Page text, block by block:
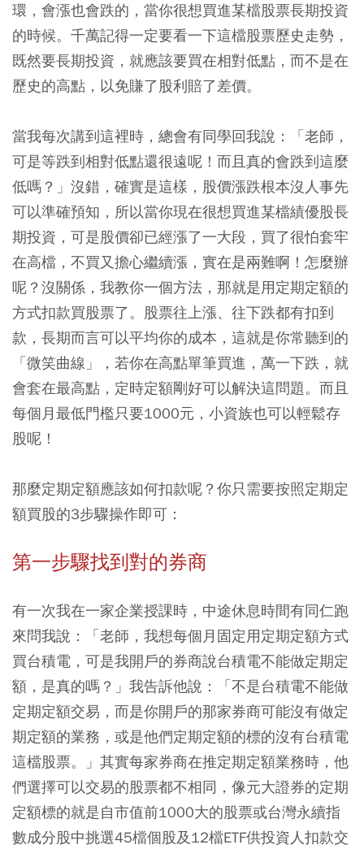
環，會漲也會跌的，當你很想買進某檔股票長期投資
的時候。千萬記得一定要看一下這檔股票歷史走勢，
既然要長期投資，就應該要買在相對低點，而不是在
歷史的高點，以免賺了股利賠了差價。
當我每次講到這裡時，總會有同學回我說：「老師，
可是等跌到相對低點還很遠呢！而且真的會跌到這麼
低嗎？」沒錯，確實是這樣，股價漲跌根本沒人事先
可以準確預知，所以當你現在很想買進某檔績優股長
期投資，可是股價卻已經漲了一大段，買了很怕套牢
在高檔，不買又擔心繼續漲，實在是兩難啊！怎麼辦
呢？沒關係，我教你一個方法，那就是用定期定額的
方式扣款買股票了。股票往上漲、往下跌都有扣到
款，長期而言可以平均你的成本，這就是你常聽到的
「微笑曲線」，若你在高點單筆買進，萬一下跌，就
會套在最高點，定時定額剛好可以解決這問題。而且
每個月最低門檻只要1000元，小資族也可以輕鬆存
股呢！
那麼定期定額應該如何扣款呢？你只需要按照定期定
額買股的3步驟操作即可：
第一步驟找到對的券商
有一次我在一家企業授課時，中途休息時間有同仁跑
來問我說：「老師，我想每個月固定用定期定額方式
買台積電，可是我開戶的券商說台積電不能做定期定
額，是真的嗎？」我告訴他說：「不是台積電不能做
定期定額交易，而是你開戶的那家券商可能沒有做定
期定額的業務，或是他們定期定額的標的沒有台積電
這檔股票。」其實每家券商在推定期定額業務時，他
們選擇可以交易的股票都不相同，像元大證券的定期
定額標的就是自市值前1000大的股票或台灣永續指
數成分股中挑選45檔個股及12檔ETF供投資人扣款交